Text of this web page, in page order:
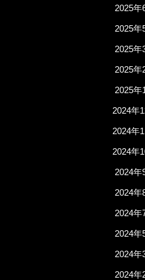
2025年
2025年
2025年
2025年
2025年
2024年
2024年
2024年
2024年
2024年
2024年
2024年
2024年
2024年